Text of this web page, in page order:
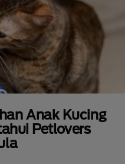
Anak Kucing
Petlovers